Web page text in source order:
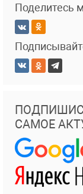
Поделитесь
САМОЕ